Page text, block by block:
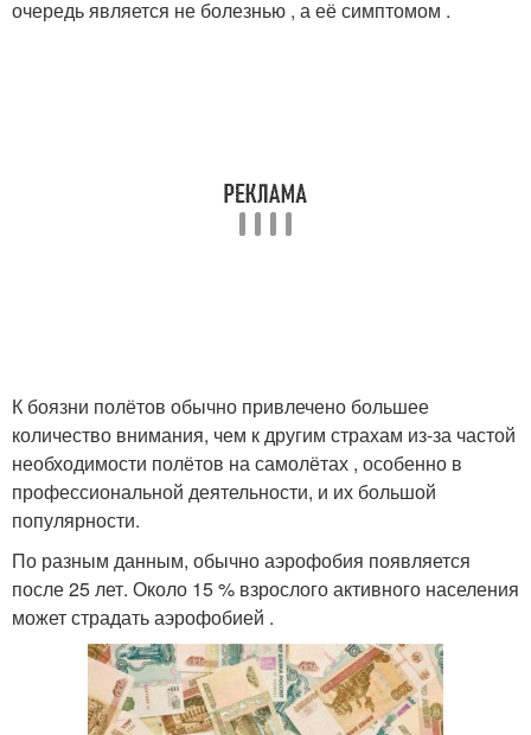
очередь является не болезнью , а её симптомом .
К боязни полётов обычно привлечено большее
количество внимания, чем к другим страхам из-за частой
необходимости полётов на самолётах , особенно в
профессиональной деятельности, и их большой
популярности.
По разным данным, обычно аэрофобия появляется
после 25 лет. Около 15 % взрослого активного населения
может страдать аэрофобией .